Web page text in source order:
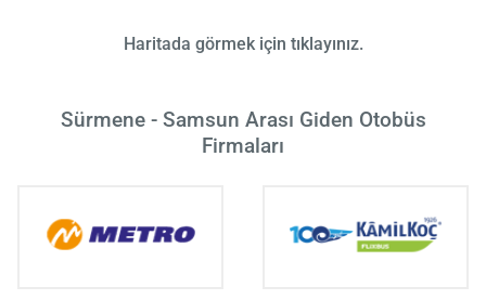
Haritada görmek için tıklayınız.
Sürmene - Samsun Arası Giden Otobüs
Firmaları